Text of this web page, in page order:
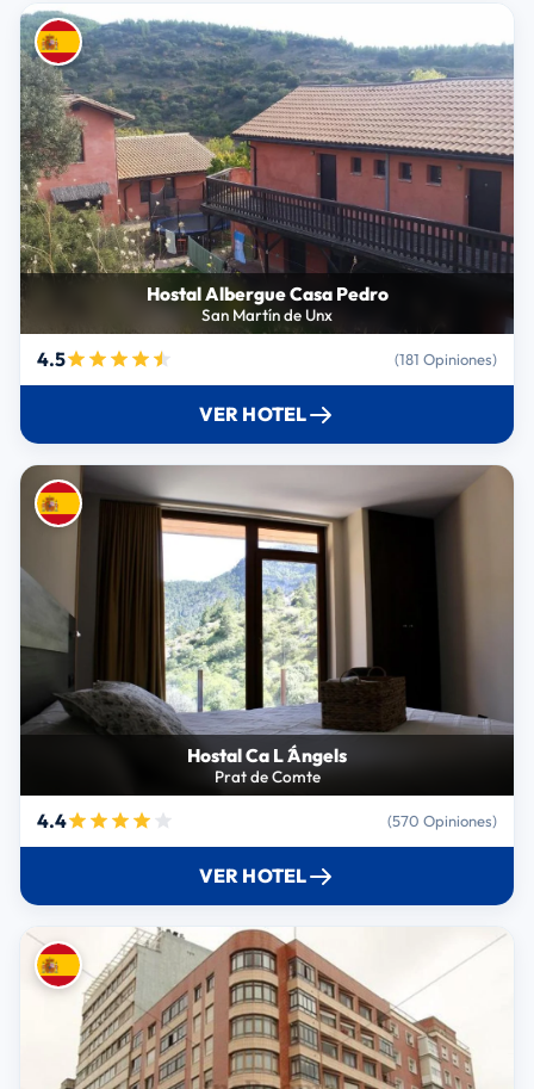
Hostal Albergue Casa Pedro
San Martín de Unx
4.5 (181 Opiniones)
VER HOTEL
Hostal Ca L ́Ángels
Prat de Comte
4.4 (570 Opiniones)
VER HOTEL